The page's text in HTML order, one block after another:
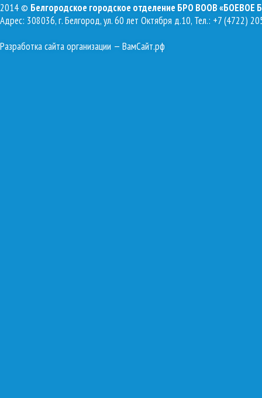
2014 © Белгородское городское отделение БРО ВООВ «БОЕВОЕ
Адрес: 308036, г. Белгород, ул. 60 лет Октября д.10, Тел.: +7 (4722)
Разработка сайта организации — ВамСайт.рф